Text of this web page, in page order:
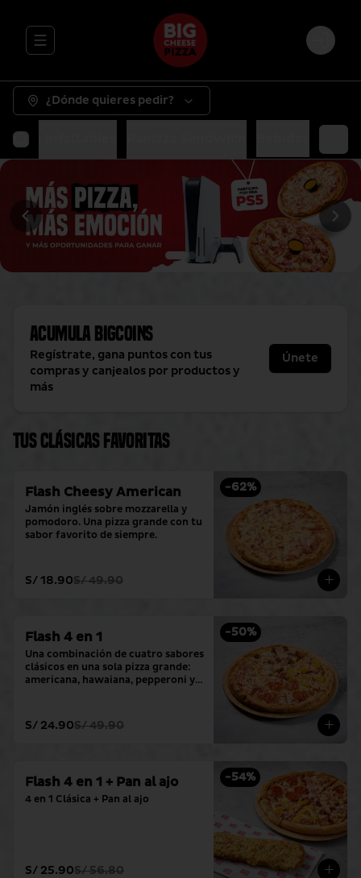
Abrir menu de navegación Login
¿Dónde quieres pedir?
Tus Infaltables
Acumula BigCoins
Regístrate, gana puntos con tus
compras y canjealos por productos y
más
Únete
Tus clásicas favoritas
-62%
Flash Cheesy American
Jamón inglés sobre mozzarella y
pomodoro. Una pizza grande con tu
sabor favorito de siempre.
S/ 18.90S/ 49.90
-50%
Flash 4 en 1
Una combinación de cuatro sabores
clásicos en una sola pizza grande:
americana, hawaiana, pepperoni y
S/ 24.90S/ 49.90
-54%
Flash 4 en 1 + Pan al ajo
4 en 1 Clásica + Pan al ajo
S/ 25.90S/ 56.80